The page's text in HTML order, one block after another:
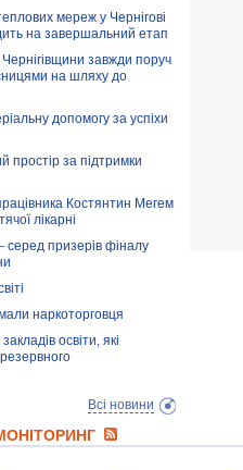
мереж у Чернігові
на завершальний етап
завжди поруч
на шляху до
допомогу за успіхи
простір за підтримки
Костянтин Мегем
лікарні
серед призерів фіналу
наркоторговця
освіти, які
Всі новини